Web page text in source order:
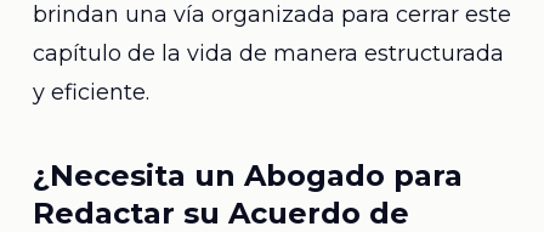
brindan una vía organizada para cerrar este
capítulo de la vida de manera estructurada
y eficiente.
¿Necesita un Abogado para
Redactar su Acuerdo de